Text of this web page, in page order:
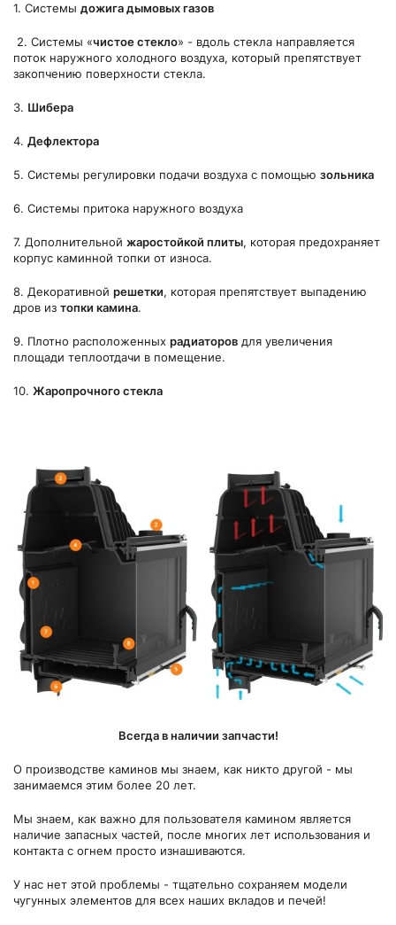
1. Системы дожига дымовых газов
2. Системы «чистое стекло» - вдоль стекла направляется
поток наружного холодного воздуха, который препятствует
закопчению поверхности стекла.
3. Шибера
4. Дефлектора
5. Системы регулировки подачи воздуха с помощью зольника
6. Системы притока наружного воздуха
7. Дополнительной жаростойкой плиты, которая предохраняет
корпус каминной топки от износа.
8. Декоративной решетки, которая препятствует выпадению
дров из топки камина.
9. Плотно расположенных радиаторов для увеличения
площади теплоотдачи в помещение.
10. Жаропрочногостекла
Всегда в наличии запчасти!
О производстве каминов мы знаем, как никто другой - мы
занимаемся этим более 20 лет.
Мы знаем, как важно для пользователя камином является
наличие запасных частей, после многих лет использования и
контакта с огнем просто изнашиваются.
У нас нет этой проблемы - тщательно сохраняем модели
чугунных элементов для всех наших вкладов и печей!